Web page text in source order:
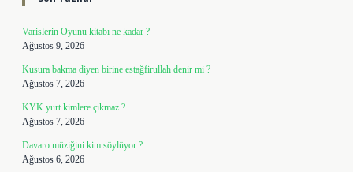
Varislerin Oyunu kitabı ne kadar ?
Ağustos 9, 2026
Kusura bakma diyen birine estağfirullah denir mi ?
Ağustos 7, 2026
KYK yurt kimlere çıkmaz ?
Ağustos 7, 2026
Davaro müziğini kim söylüyor ?
Ağustos 6, 2026